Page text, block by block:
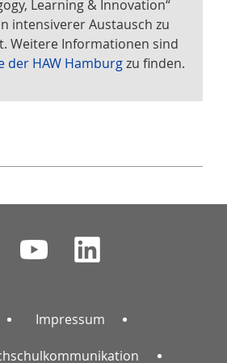
Learning & Innovation“
intensiverer Austausch zu
Weitere Informationen sind
der HAW Hamburgzu finden.
Impressum